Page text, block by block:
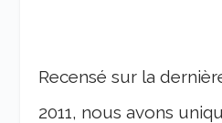
Recensé sur la
2011, nous avons